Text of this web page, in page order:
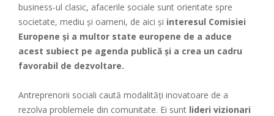
business-ul clasic, afacerile sociale sunt orientate spre
societate, mediu și oameni, de aici și interesul Comisiei
Europene și a multor state europene de a aduce
acest subiect pe agenda publică și a crea un cadru
favorabil de dezvoltare.
Antreprenorii sociali caută modalități inovatoare de a
rezolva problemele din comunitate. Ei sunt lideri vizionari